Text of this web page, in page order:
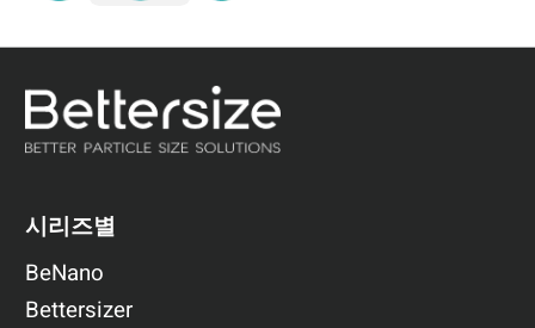
시리즈별
BeNano
Bettersizer